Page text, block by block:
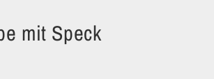
mit Speck